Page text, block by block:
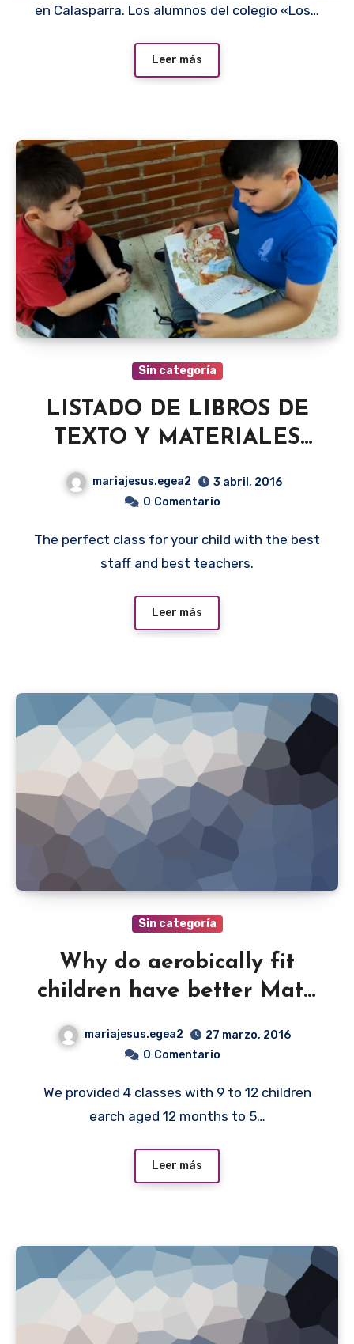
en Calasparra. Los alumnos del colegio «Los…
Leer más
Sin categoría
LISTADO DE LIBROS DE
TEXTO Y MATERIALES
CURSO 2025- 2026
mariajesus.egea2
3 abril, 2016
0 Comentario
The perfect class for your child with the best
staff and best teachers.
Leer más
Sin categoría
Why do aerobically fit
children have better Math
mariajesus.egea2
27 marzo, 2016
0 Comentario
We provided 4 classes with 9 to 12 children
earch aged 12 months to 5…
Leer más